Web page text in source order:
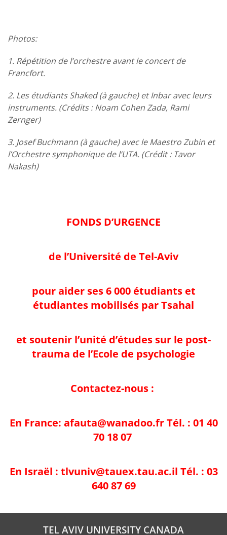
Photos:
1. Répétition de l’orchestre avant le concert de
Francfort.
2. Les étudiants Shaked (à gauche) et Inbar avec leurs
instruments. (Crédits : Noam Cohen Zada, Rami
Zernger)
3. Josef Buchmann (à gauche) avec le Maestro Zubin et
l’Orchestre symphonique de l’UTA. (Crédit : Tavor
Nakash)
FONDS D’URGENCE
de l’Université de Tel-Aviv
pour aider ses 6 000 étudiants et
étudiantes mobilisés par Tsahal
et soutenir l’unité d’études sur le post-
trauma de l’Ecole de psychologie
Contactez-nous :
En France: afauta@wanadoo.frTél. : 01 40
70 18 07
En Israël : tlvuniv@tauex.tau.ac.il Tél. : 03
640 87 69
TEL AVIV UNIVERSITY CANADA